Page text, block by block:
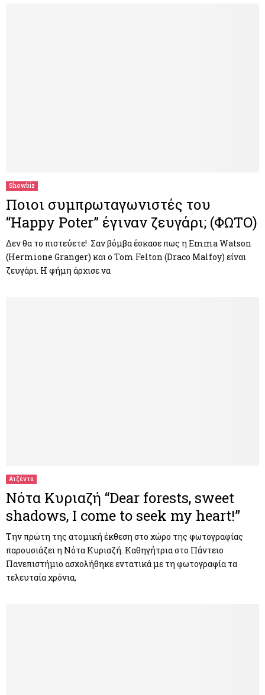
Showbiz
Ποιοι συμπρωταγωνιστές του
“Happy Poter” έγιναν ζευγάρι; (ΦΩΤΟ)
Δεν θα το πιστεύετε! Σαν βόμβα έσκασε πως η Emma Watson
(Hermione Granger) και ο Tom Felton (Draco Malfoy) είναι
ζευγάρι. Η φήμη άρχισε να
Ατζέντα
Νότα Κυριαζή “Dear forests, sweet
shadows, I come to seek my heart!”
Την πρώτη της ατομική έκθεση στο χώρο της φωτογραφίας
παρουσιάζει η Νότα Κυριαζή. Καθηγήτρια στο Πάντειο
Πανεπιστήμιο ασχολήθηκε εντατικά με τη φωτογραφία τα
τελευταία χρόνια,